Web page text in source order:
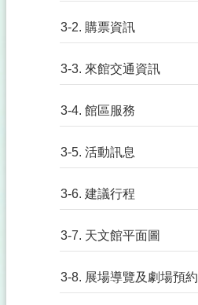
3-2. 購票資訊
3-3. 來館交通資訊
3-4. 館區服務
3-5. 活動訊息
3-6. 建議行程
3-7. 天文館平面圖
3-8. 展場導覽及劇場預約